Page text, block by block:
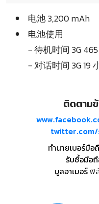
电池 3,200 mAh
电池使用
- 待机时间 3G
- 对话时间 3G 19
ติดตาม
ทำนายเบอร์มือ
รับซื้อมือ
บูลอาเมอร์ฟิ